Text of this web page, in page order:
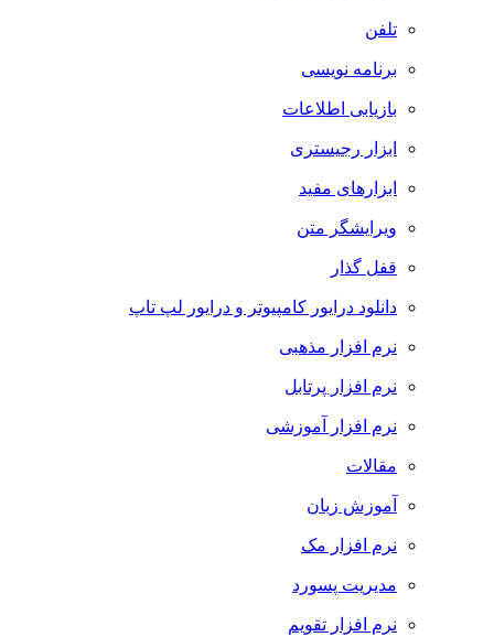
تلفن
برنامه نویسی
بازیابی اطلاعات
ابزار رجیستری
ابزارهای مفید
ویرایشگر متن
قفل گذار
دانلود درایور کامپیوتر و درایور لپ تاپ
نرم افزار مذهبی
نرم افزار پرتابل
نرم افزار آموزشی
مقالات
آموزش زبان
نرم افزار مک
مدیریت پسورد
نرم افزار تقویم